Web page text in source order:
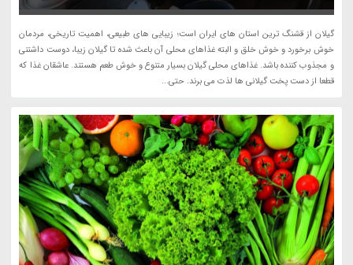
گیلان از قشنگ ترین استان های ایران است؛ زیبایی های طبیعی، اهمیت تاریخی، مردمان
خوش برخورد و خوش خلق و البته غذاهای محلی آن باعث شده تا گیلان زیبا، دوست داشتنی
و مجذوب کننده باشد. غذاهای محلی گیلان بسیار متنوع و خوش طعم هستند. عاشقان غذا که
قطعا از دست پخت گیلانی ها لذت می برند. حتی...